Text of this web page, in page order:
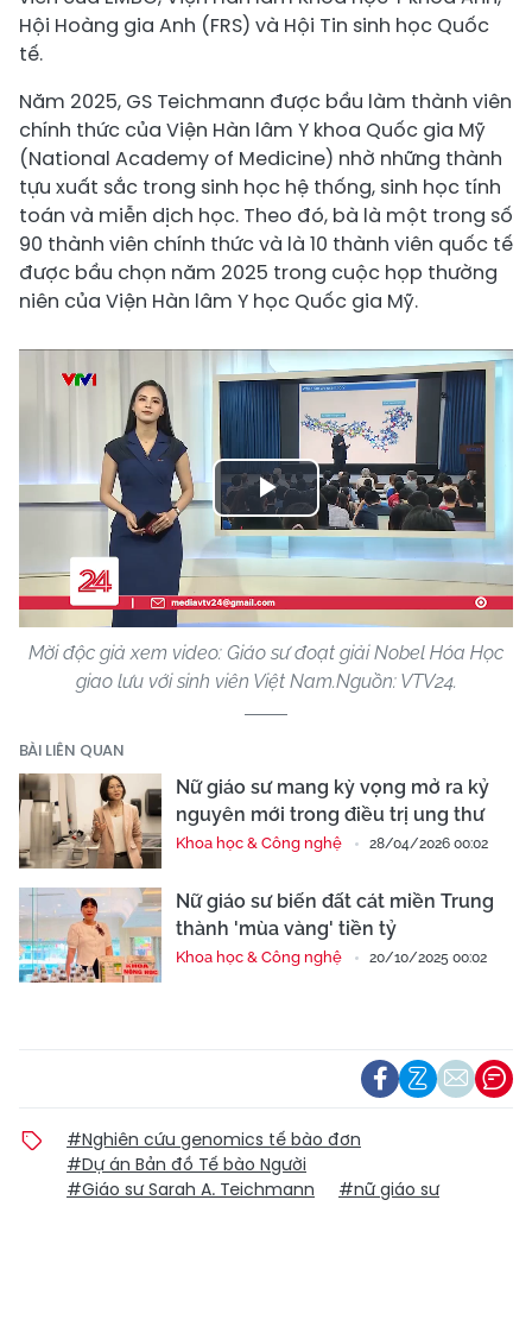
Hội Hoàng gia Anh (FRS) và Hội Tin sinh học Quốc
tế.
Năm 2025, GS Teichmann được bầu làm thành viên
chính thức của Viện Hàn lâm Y khoa Quốc gia Mỹ
(National Academy of Medicine) nhờ những thành
tựu xuất sắc trong sinh học hệ thống, sinh học tính
toán và miễn dịch học. Theo đó, bà là một trong số
90 thành viên chính thức và là 10 thành viên quốc tế
được bầu chọn năm 2025 trong cuộc họp thường
niên của Viện Hàn lâm Y học Quốc gia Mỹ.
Play
Video
Mời độc giả xem video: Giáo sư đoạt giải Nobel Hóa Học
giao lưu với sinh viên Việt Nam.Nguồn: VTV24.
BÀI LIÊN QUAN
Nữ giáo sư mang kỳ vọng mở ra kỷ
nguyên mới trong điều trị ung thư
Khoa học & Công nghệ 28/04/2026 00:02
Nữ giáo sư biến đất cát miền Trung
thành 'mùa vàng' tiền tỷ
Khoa học & Công nghệ 20/10/2025 00:02
#Nghiên cứu genomics tế bào đơn
#Dự án Bản đồ Tế bào Người
#Giáo sư Sarah A. Teichmann
#nữ giáo sư